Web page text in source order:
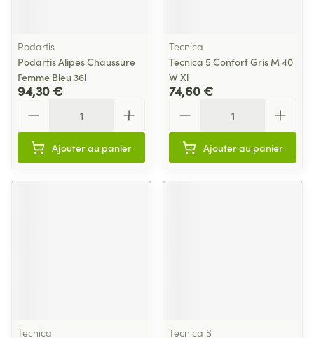
Podartis
Podartis Alipes Chaussure
Femme Bleu 36l
94,30 €
Ajouter au panier
Tecnica
Tecnica 5 Confort Gris M 40
W Xl
74,60 €
Ajouter au panier
Tecnica
Tecnica S